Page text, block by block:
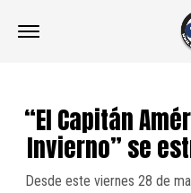
“El Capitán
Invierno” se
Desde este viernes 28 de